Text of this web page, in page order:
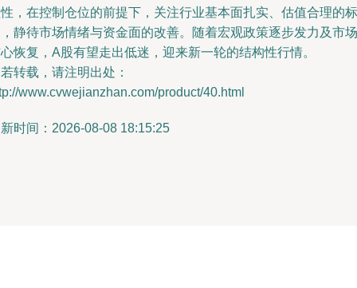
，在控制仓位的前提下，关注行业基本面扎实、估值合理的标
静待市场情绪与资金面的改善。随着宏观政策逐步发力及市场
恢复，A股有望走出低迷，迎来新一轮的结构性行情。
转载，请注明出处：
www.cvwejianzhan.com/product/40.html
时间：2026-08-08 18:15:25